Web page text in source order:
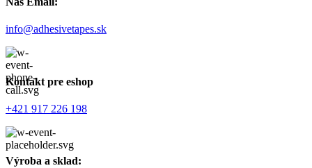
info@adhesivetapes.sk
Kontakt pre eshop
+421 917 226 198
Výroba a sklad: